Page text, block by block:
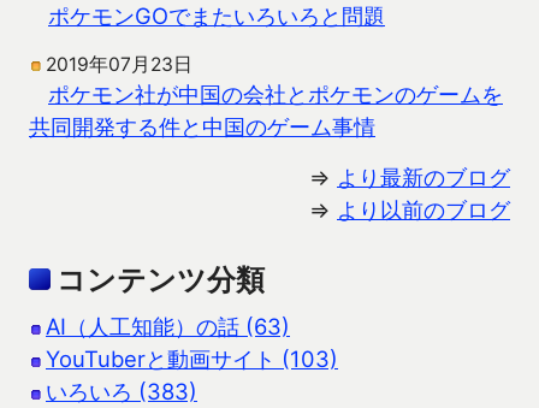
ポケモンGOでまたいろいろと問題
2019年07月23日
ポケモン社が中国の会社とポケモンのゲームを
共同開発する件と中国のゲーム事情
⇒ より最新のブログ
⇒ より以前のブログ
コンテンツ分類
AI（人工知能）の話 (63)
YouTuberと動画サイト (103)
いろいろ (383)